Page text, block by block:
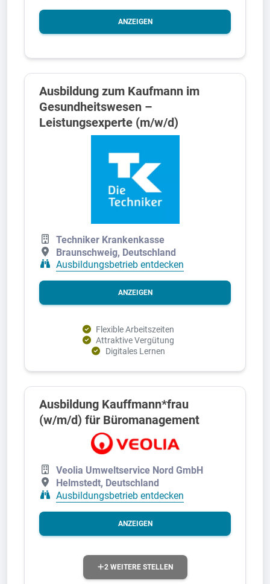
ANZEIGEN
Ausbildung zum Kaufmann im
Gesundheitswesen –
Leistungsexperte (m/w/d)
Techniker Krankenkasse
Braunschweig, Deutschland
Ausbildungsbetrieb entdecken
ANZEIGEN
Flexible Arbeitszeiten
Attraktive Vergütung
Digitales Lernen
Ausbildung Kauffmann*frau
(w/m/d) für Büromanagement
Veolia Umweltservice Nord GmbH
Helmstedt, Deutschland
Ausbildungsbetrieb entdecken
ANZEIGEN
2 WEITERE STELLEN